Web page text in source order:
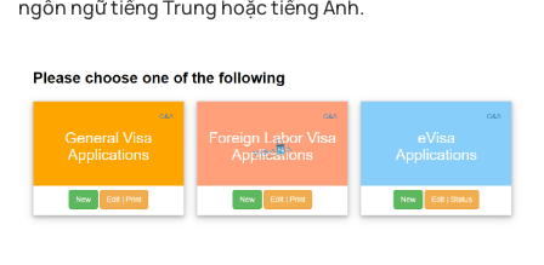
ngôn ngữ tiếng Trung hoặc tiếng Anh.